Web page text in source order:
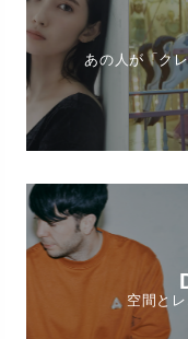
あの人が「ク
空間と